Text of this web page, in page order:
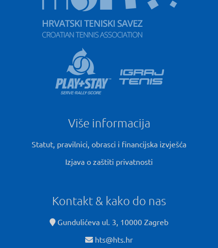
Više informacija
Statut, pravilnici, obrasci i financijska izvješća
Izjava o zaštiti privatnosti
Kontakt & kako do nas
Gundulićeva ul. 3, 10000 Zagreb
hts@hts.hr